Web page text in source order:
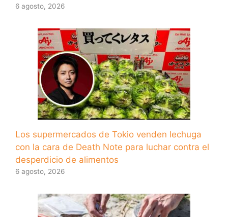
6 agosto, 2026
Los supermercados de Tokio venden lechuga
con la cara de Death Note para luchar contra el
desperdicio de alimentos
6 agosto, 2026